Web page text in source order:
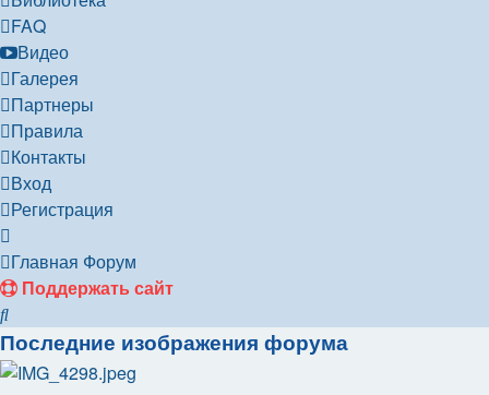
FAQ
Видео
Галерея
Партнеры
Правила
Контакты
Вход
Регистрация
Главная Форум
Поддержать сайт
Поиск
Последние изображения форума